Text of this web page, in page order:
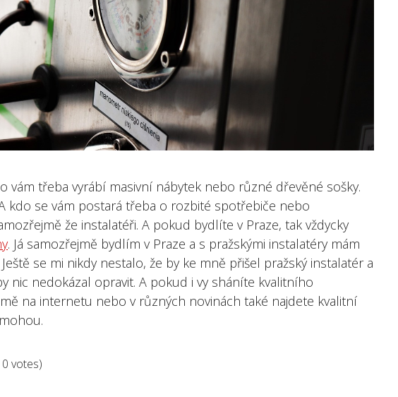
vám třeba vyrábí masivní nábytek nebo různé dřevěné sošky.
kdo se vám postará třeba o rozbité spotřebiče nebo
že instalatéři. A pokud bydlíte v Praze, tak vždycky
. Já samozřejmě bydlím v Praze a s pražskými instalatéry mám
se mi nikdy nestalo, že by ke mně přišel pražský instalatér a
nic nedokázal opravit. A pokud i vy sháníte kvalitního
na internetu nebo v různých novinách také najdete kvalitní
votes)